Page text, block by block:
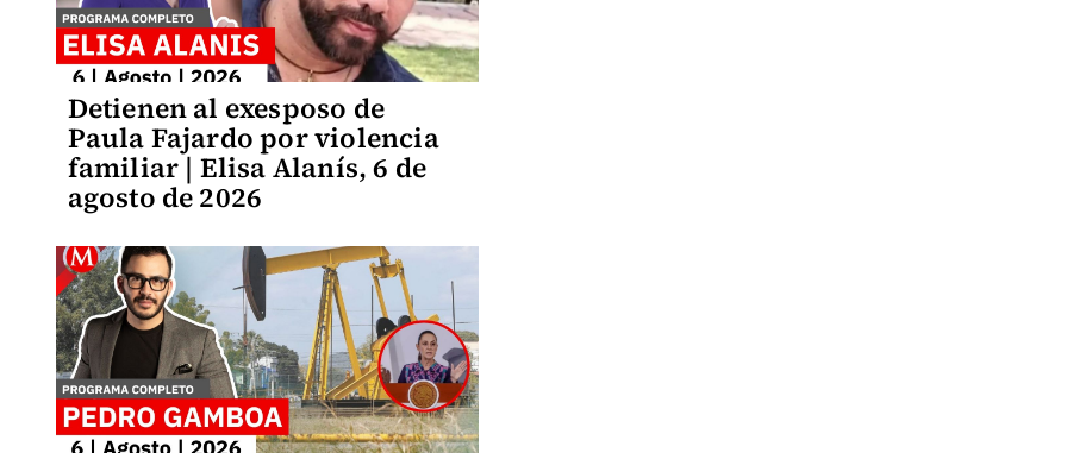
Detienen al exesposo de
Paula Fajardo por violencia
familiar | Elisa Alanís, 6 de
agosto de 2026